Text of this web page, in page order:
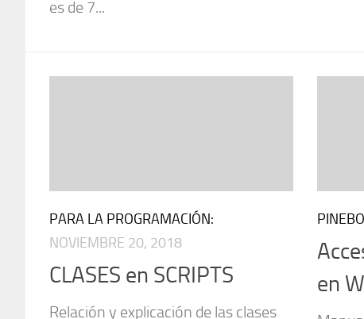
es de 7...
PARA LA PROGRAMACIÓN:
NOVIEMBRE 20, 2018
CLASES en SCRIPTS
Relación y explicación de las clases
en